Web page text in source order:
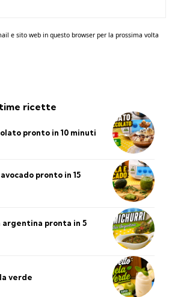
e sito web in questo browser per la prossima volta
ricette
pronto in 10 minuti
pronto in 15
argentina pronta in 5
verde